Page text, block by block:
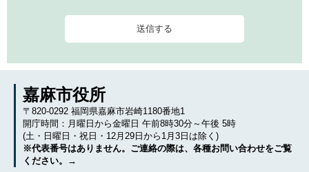
嘉麻市役所
〒820-0292 福岡県嘉麻市岩崎1180番地1
開庁時間：月曜日から金曜日 午前8時30分～午後 5時
(土・日曜日・祝日・12月29日から1月3日は除く)
※代表番号はありません。ご連絡の際は、各種お問い合わせをご覧
ください。→